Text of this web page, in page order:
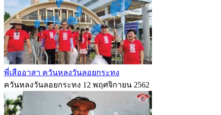
พี่เสืออาสา ควันหลงวันลอยกระทง
ควันหลงวันลอยกระทง 12 พฤศจิกายน 2562